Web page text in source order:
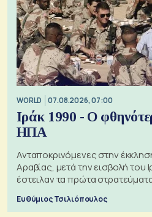
WORLD 07.08.2026, 07:00
Ιράκ 1990 - Ο
ΗΠΑ
Ανταποκρινόμενες στην
Αραβίας, μετά την εισβολή του
έστειλαν τα πρώτα
Ευθύμιος Τσιλιόπουλος